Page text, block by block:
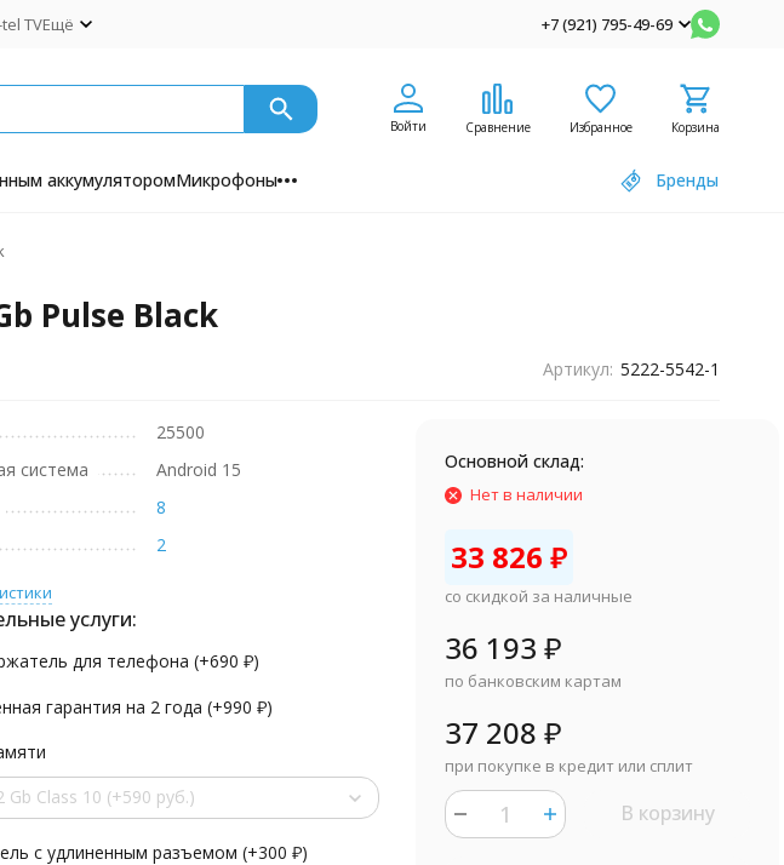
TVЕщё +7 (921) 795-49-69
Войти Сравнение Избранное Корзина
аккумуляторомМикрофоны Бренды
Pulse Black
Артикул: 5222-5542-1
25500
система
Android 15
8
2
услуги:
для телефона (+690₽)
гарантия на 2 года (+990₽)
Gb Class 10 (+590 руб.)
с удлиненным разъемом (+300₽)
Основной склад:
Нет в наличии
33 826₽
со скидкой за наличные
36 193₽
по банковским картам
37 208₽
при покупке в кредит или сплит
В корзину